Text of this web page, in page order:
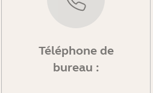
Téléphone de
bureau :